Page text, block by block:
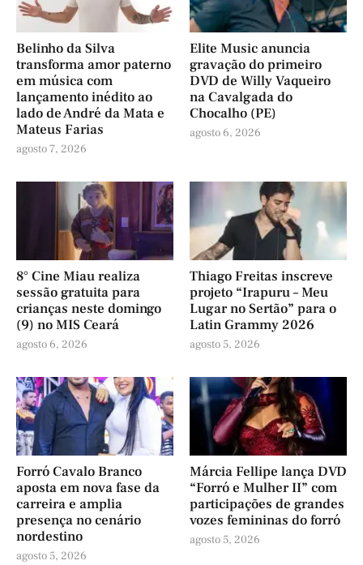
Belinho da Silva
transforma amor paterno
em música com
lançamento inédito ao
lado de André da Mata e
Mateus Farias
agosto 7, 2026
Elite Music anuncia
gravação do primeiro
DVD de Willy Vaqueiro
na Cavalgada do
Chocalho (PE)
agosto 6, 2026
8° Cine Miau realiza
sessão gratuita para
crianças neste domingo
(9) no MIS Ceará
agosto 6, 2026
Thiago Freitas inscreve
projeto “Irapuru – Meu
Lugar no Sertão” para o
Latin Grammy 2026
agosto 5, 2026
Forró Cavalo Branco
aposta em nova fase da
carreira e amplia
presença no cenário
nordestino
agosto 5, 2026
Márcia Fellipe lança DVD
“Forró e Mulher II” com
participações de grandes
vozes femininas do forró
agosto 5, 2026